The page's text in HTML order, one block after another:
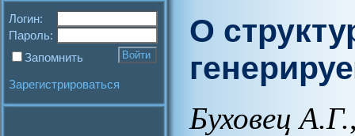
Логин:
Пароль:
Запомнить
Зарегистрироваться
О
Буховец А.Г.